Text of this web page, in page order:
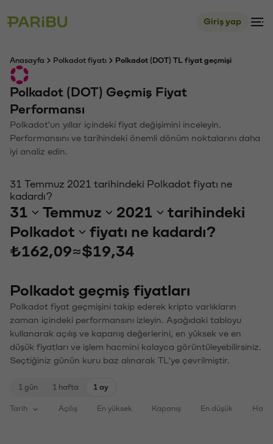
Giriş yap
Anasayfa Polkadot fiyatı Polkadot (DOT) TL fiyat geçmişi
Polkadot (DOT) Geçmiş Fiyat
Performansı
Polkadot'un yıllar içindeki fiyat değişimini inceleyin.
Performansını ve tarihindeki önemli dönüm noktalarını daha
iyi analiz edin.
31 Temmuz 2021 tarihindeki Polkadot fiyatı ne
kadardı?
31 Temmuz 2021
tarihindeki
Polkadot
fiyatı ne kadardı?
₺162,09≈$19,34
Polkadot geçmiş fiyatları
Polkadot fiyat geçmişini takip ederek kripto varlıkların
zaman içindeki performansını izleyin. Aşağıdaki tabloyu
kullanarak açılış ve kapanış değerlerini, en yüksek ve en
düşük fiyatları ve işlem hacmini kolayca görüntüleyebilirsiniz.
Seçtiğiniz günün kuru baz alınarak TL'ye çevrilmiştir.
1 gün 1 hafta 1 ay
Tarih Açılış En yüksek Kapanış En düşük